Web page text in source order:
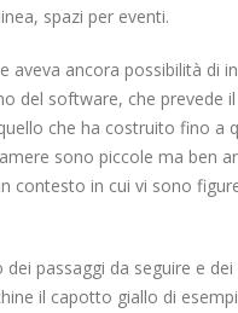
spazi per eventi.
aveva ancora possibilità di
del software, che prevede
che ha costruito fino a
sono piccole ma ben
contesto in cui vi sono
passaggi da seguire e
il capotto giallo di